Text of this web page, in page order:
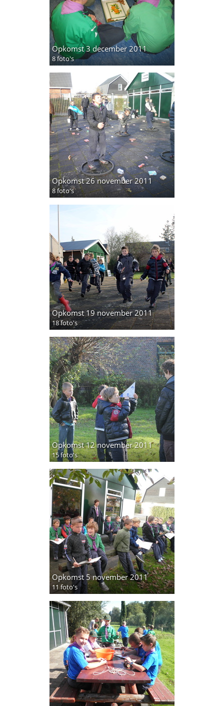
Opkomst 3 december 2011
8 foto's
Opkomst 26 november 2011
8 foto's
Opkomst 19 november 2011
18 foto's
Opkomst 12 november 2011
15 foto's
Opkomst 5 november 2011
11 foto's